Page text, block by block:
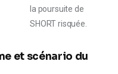
la poursuite de
SHORT risquée.
et scénario du